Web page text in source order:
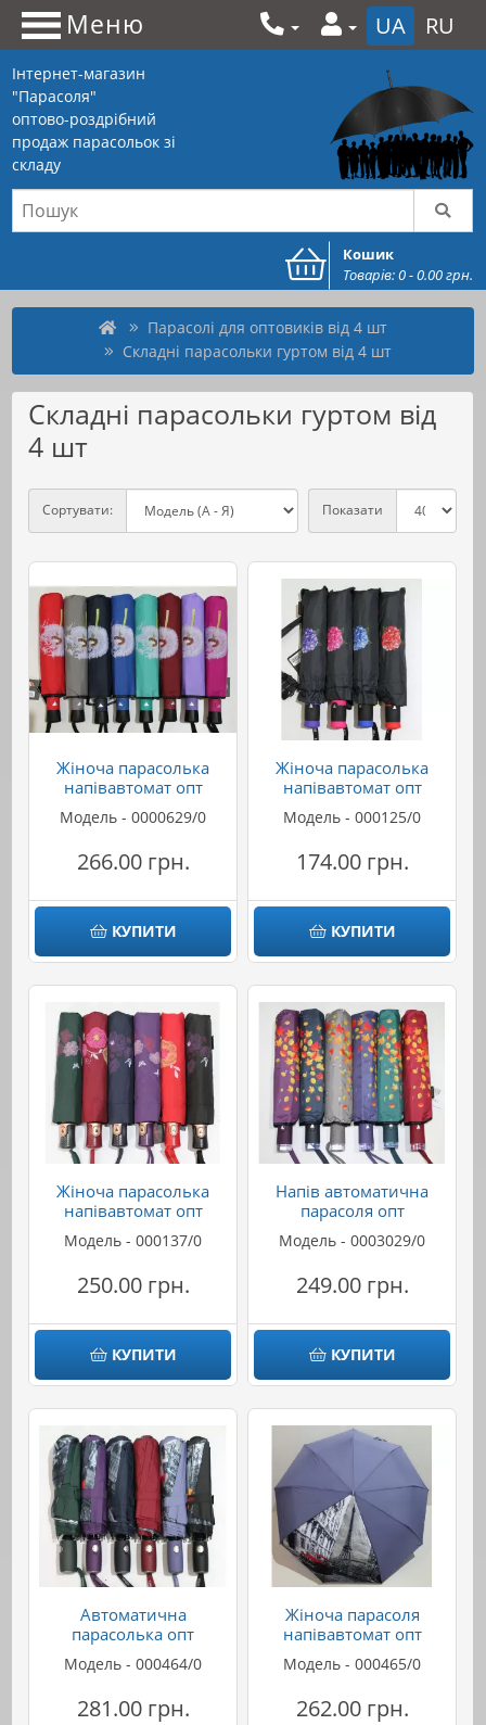
Меню UA RU
Інтернет-магазин
"Парасоля"
оптово-роздрібний
продаж парасольок зі
складу
Кошик
Товарів: 0 - 0.00 грн.
Парасолі для оптовиків від 4 шт
Складні парасольки гуртом від 4 шт
Складні парасольки гуртом від
4 шт
Сортувати: Показати
Жіноча парасолька
напівавтомат опт
Модель - 0000629/0
266.00 грн.
КУПИТИ
Жіноча парасолька
напівавтомат опт
Модель - 000125/0
174.00 грн.
КУПИТИ
Жіноча парасолька
напівавтомат опт
Модель - 000137/0
250.00 грн.
КУПИТИ
Напів автоматична
парасоля опт
Модель - 0003029/0
249.00 грн.
КУПИТИ
Автоматична
парасолька опт
Модель - 000464/0
281.00 грн.
Жіноча парасоля
напівавтомат опт
Модель - 000465/0
262.00 грн.